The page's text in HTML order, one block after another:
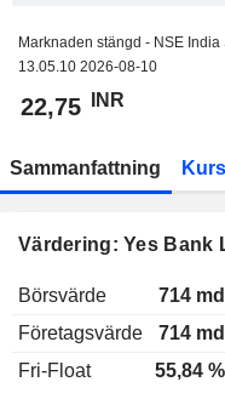
Marknaden stängd - NSE India
13.05.10 2026-08-10
22,75 INR
Sammanfattning
Värdering: Yes Bank
Börsvärde 714 md
Företagsvärde
714 md
Fri-Float
55,84 %